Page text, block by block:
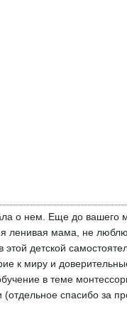
о нем. Еще до
ленивая мама, не
детской
к миру и
в теме
спасибо за